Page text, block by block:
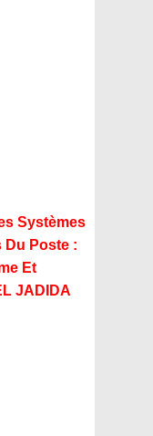
Systèmes
Du Poste :
Et
JADIDA